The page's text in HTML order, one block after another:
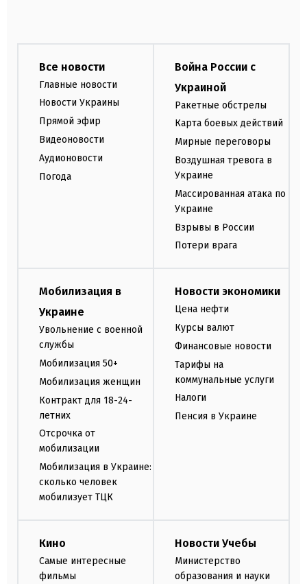
Все новости
Главные новости
Новости Украины
Прямой эфир
Видеоновости
Аудионовости
Погода
Война России с
Украиной
Ракетные обстрелы
Карта боевых действий
Мирные переговоры
Воздушная тревога в
Украине
Массированная атака по
Украине
Взрывы в России
Потери врага
Мобилизация в
Украине
Увольнение с военной
службы
Мобилизация 50+
Мобилизация женщин
Контракт для 18-24-
летних
Отсрочка от
мобилизации
Мобилизация в Украине:
сколько человек
мобилизует ТЦК
Новости экономики
Цена нефти
Курсы валют
Финансовые новости
Тарифы на
коммунальные услуги
Налоги
Пенсия в Украине
Кино
Самые интересные
фильмы
Новости Учебы
Министерство
образования и науки